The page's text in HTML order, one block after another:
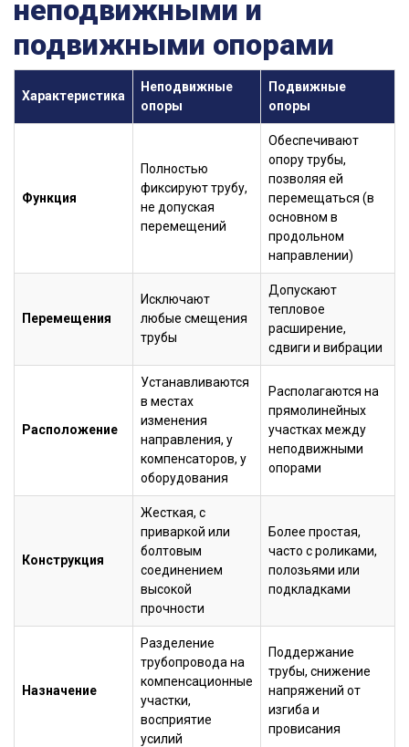
неподвижными и
подвижными опорами
Характеристика
Неподвижные
опоры
Подвижные
опоры
Функция
Полностью
фиксируют трубу,
не допуская
перемещений
Обеспечивают
опору трубы,
позволяя ей
перемещаться (в
основном в
продольном
направлении)
Перемещения
Исключают
любые смещения
трубы
Допускают
тепловое
расширение,
сдвиги и вибрации
Расположение
Устанавливаются
в местах
изменения
направления, у
компенсаторов, у
оборудования
Располагаются на
прямолинейных
участках между
неподвижными
опорами
Конструкция
Жесткая, с
приваркой или
болтовым
соединением
высокой
прочности
Более простая,
часто с роликами,
полозьями или
подкладками
Назначение
Разделение
трубопровода на
компенсационные
участки,
восприятие
усилий
Поддержание
трубы, снижение
напряжений от
изгиба и
провисания